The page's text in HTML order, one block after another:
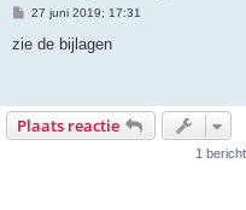
B
r
27 juni 2019; 17:31
zie de bijlagen
Plaats reactie
1